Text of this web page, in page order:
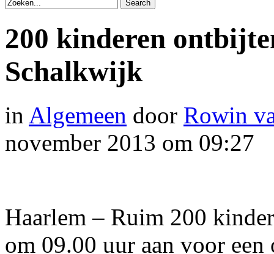
200 kinderen
Schalkwijk
in Algemeen door Rowin
november 2013 om 09:27
Haarlem – Ruim 200
om 09.00 uur aan voor